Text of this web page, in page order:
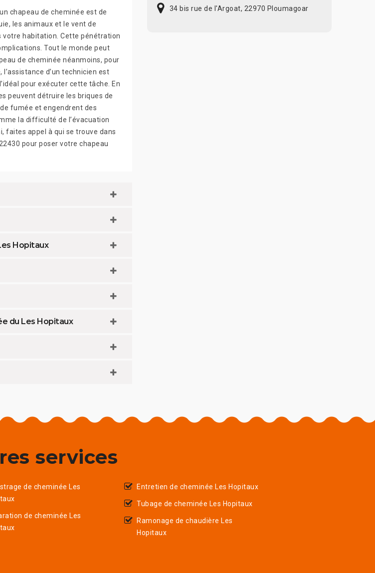
chapeau de cheminée est de
les animaux et le vent de
votre habitation. Cette pénétration
Tout le monde peut
de cheminée néanmoins, pour
l’assistance d’un technicien est
pour exécuter cette tâche. En
peuvent détruire les briques de
fumée et engendrent des
la difficulté de l’évacuation
faites appel à qui se trouve dans
pour poser votre chapeau
Hopitaux
du Les Hopitaux
34 bis rue de l'Argoat, 22970 Ploumagoar
services
de cheminée Les
de cheminée Les
Entretien de cheminée Les Hopitaux
Tubage de cheminée Les Hopitaux
Ramonage de chaudière Les
Hopitaux